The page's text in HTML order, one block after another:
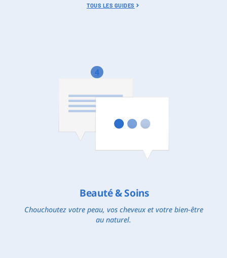
TOUS LES GUIDES
4
Beauté & Soins
Chouchoutez votre peau, vos cheveux et votre bien-être
au naturel.